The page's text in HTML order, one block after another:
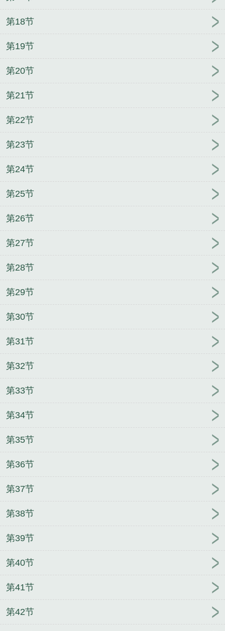
第18节
第19节
第20节
第21节
第22节
第23节
第24节
第25节
第26节
第27节
第28节
第29节
第30节
第31节
第32节
第33节
第34节
第35节
第36节
第37节
第38节
第39节
第40节
第41节
第42节